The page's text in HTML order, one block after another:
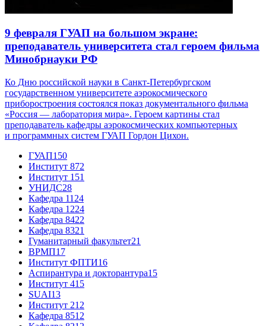
9 февраля ГУАП на большом экране:
преподаватель университета стал героем фильма
Минобрнауки РФ
Ко Дню российской науки в Санкт‑Петербургском
государственном университете аэрокосмического
приборостроения состоялся показ документального фильма
«Россия — лаборатория мира». Героем картины стал
преподаватель кафедры аэрокосмических компьютерных
и программных систем ГУАП Гордон Цихон.
ГУАП150
Институт 872
Институт 1 51
УНИДС28
Кафедра 11 24
Кафедра 1224
Кафедра 8422
Кафедра 8321
Гуманитарный факультет21
ВРМП17
Институт ФПТИ16
Аспирантура и докторантура15
Институт 415
SUAI13
Институт 212
Кафедра 8512